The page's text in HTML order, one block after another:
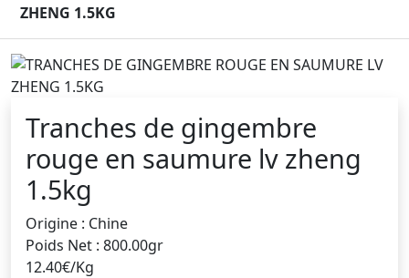
ZHENG 1.5KG
Tranches de gingembre
rouge en saumure lv zheng
1.5kg
Origine : Chine
Poids Net : 800.00gr
12.40€/Kg